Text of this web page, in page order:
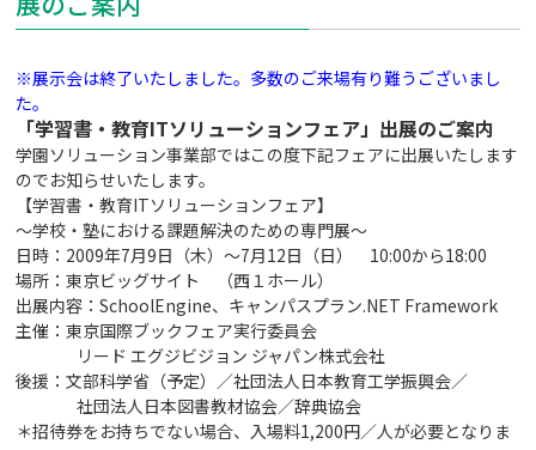
※展示会は終了いたしました。多数のご来場有り難うございまし
た。
「学習書・教育ITソリューションフェア」 出展のご案内
学園ソリューション事業部ではこの度下記フェアに出展いたします
のでお知らせいたします。
【学習書・教育ITソリューションフェア】
～学校・塾における課題解決のための専門展～
日時：2009年7月9日（木）～7月12日（日） 10:00から18:00
場所：東京ビッグサイト （西１ホール）
出展内容：SchoolEngine、キャンパスプラン.NET Framework
主催：東京国際ブックフェア実行委員会
リード エグジビジョン ジャパン株式会社
後援：文部科学省（予定）／社団法人日本教育工学振興会／
社団法人日本図書教材協会／辞典協会
＊招待券をお持ちでない場合、入場料1,200円／人が必要となりま